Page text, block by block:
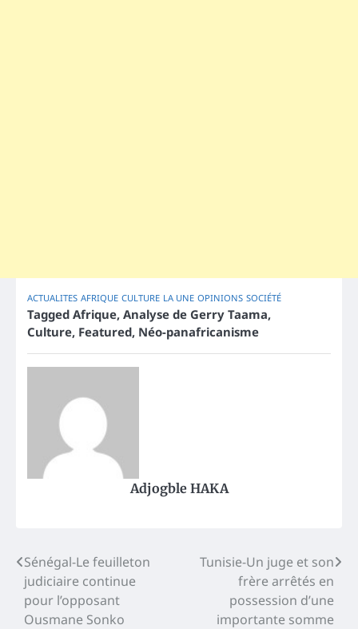
ACTUALITES AFRIQUE CULTURE LA UNE OPINIONS SOCIÉTÉ
Tagged Afrique, Analyse de Gerry Taama,
Culture, Featured, Néo-panafricanisme
Adjogble HAKA
Post
navigation
Sénégal-Le feuilleton
judiciaire continue
pour l’opposant
Ousmane Sonko
Tunisie-Un juge et son
frère arrêtés en
possession d’une
importante somme